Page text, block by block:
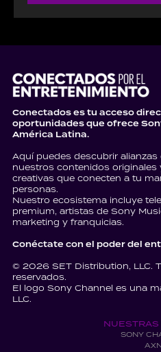
Conectados es tu acceso
oportunidades que ofrece
América Latina.
Aquí puedes descubrir alianzas
nuestros contenidos
creativas que conecten a tu
personas.
Nuestro ecosistema incluye
premium, artistas de Sony
marketing y franquicias.
Conéctate con el poder del
© 2026 SET Distribution, LLC.
reservados.
El logo Sony Channel es una
LLC.
NUESTRAS
SONY